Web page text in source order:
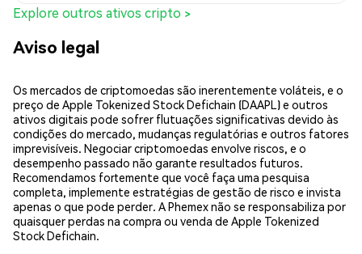
Explore outros ativos cripto >
Aviso legal
Os mercados de criptomoedas são inerentemente voláteis, e o
preço de Apple Tokenized Stock Defichain (DAAPL) e outros
ativos digitais pode sofrer flutuações significativas devido às
condições do mercado, mudanças regulatórias e outros fatores
imprevisíveis. Negociar criptomoedas envolve riscos, e o
desempenho passado não garante resultados futuros.
Recomendamos fortemente que você faça uma pesquisa
completa, implemente estratégias de gestão de risco e invista
apenas o que pode perder. A Phemex não se responsabiliza por
quaisquer perdas na compra ou venda de Apple Tokenized
Stock Defichain.